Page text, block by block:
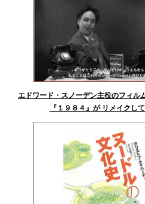
エドワード・スノーデン主役のフィル
『１９８４』が リメイクし